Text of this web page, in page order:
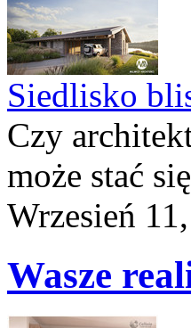
Siedlisko
Czy
może stać
Wrzesień
Wasze